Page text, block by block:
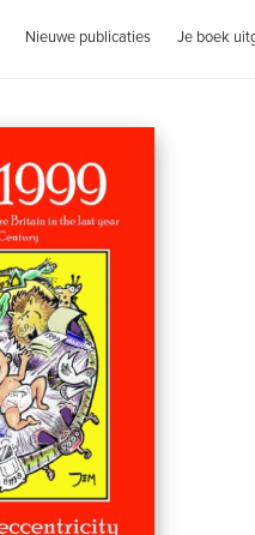
Nieuwe publicaties Je boek